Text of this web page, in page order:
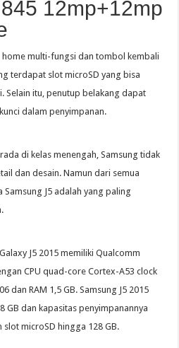
12mp+12mp
multi-fungsi dan tombol kembali
terdapat slot microSD yang bisa
Selain itu, penutup belakang dapat
dalam penyimpanan.
di kelas menengah, Samsung tidak
dan desain. Namun dari semua
Samsung J5 adalah yang paling
J5 2015 memiliki Qualcomm
CPU quad-core Cortex-A53 clock
dan RAM 1,5 GB. Samsung J5 2015
GB dan kapasitas penyimpanannya
microSD hingga 128 GB.